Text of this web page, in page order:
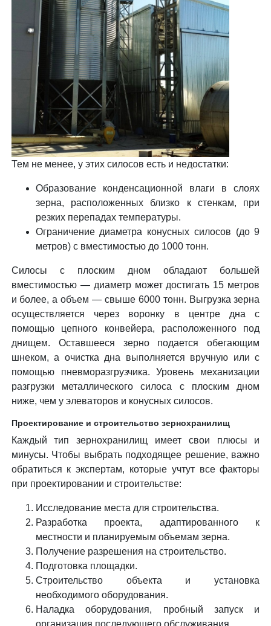
Тем не менее, у этих силосов есть и недостатки:
Образование конденсационной влаги в слоях
зерна, расположенных близко к стенкам, при
резких перепадах температуры.
Ограничение диаметра конусных силосов (до 9
метров) с вместимостью до 1000 тонн.
Силосы с плоским дном обладают большей
вместимостью — диаметр может достигать 15 метров
и более, а объем — свыше 6000 тонн. Выгрузка зерна
осуществляется через воронку в центре дна с
помощью цепного конвейера, расположенного под
днищем. Оставшееся зерно подается обегающим
шнеком, а очистка дна выполняется вручную или с
помощью пневморазгрузчика. Уровень механизации
разгрузки металлического силоса с плоским дном
ниже, чем у элеваторов и конусных силосов.
Проектирование и строительство зернохранилищ
Каждый тип зернохранилищ имеет свои плюсы и
минусы. Чтобы выбрать подходящее решение, важно
обратиться к экспертам, которые учтут все факторы
при проектировании и строительстве:
Исследование места для строительства.
Разработка проекта, адаптированного к
местности и планируемым объемам зерна.
Получение разрешения на строительство.
Подготовка площадки.
Строительство объекта и установка
необходимого оборудования.
Наладка оборудования, пробный запуск и